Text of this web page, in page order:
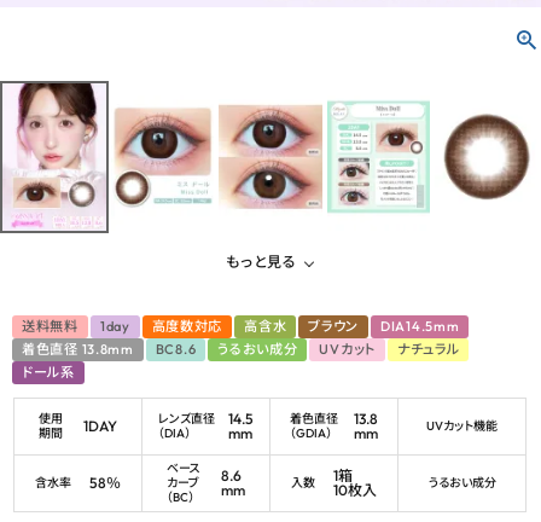
もっと見る
送料無料 1day 高度数対応 高含水 ブラウン
DIA14.5mm
着色直径 13.8mm
BC8.6 うるおい成分 UVカット
ナチュラル
ドール系
使用
期間
1DAY
レンズ直径
（DIA）
14.5
mm
着色直径
（GDIA）
13.8
mm
UVカット機能
含水率 58％
ベース
カーブ
（BC）
8.6
mm
入数
1箱
10枚入
うるおい成分